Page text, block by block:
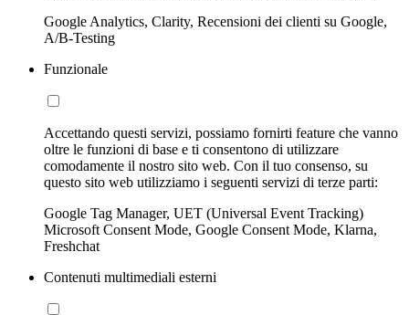
Google Analytics, Clarity, Recensioni dei clienti su Google,
A/B-Testing
Funzionale
Accettando questi servizi, possiamo fornirti feature che vanno
oltre le funzioni di base e ti consentono di utilizzare
comodamente il nostro sito web. Con il tuo consenso, su
questo sito web utilizziamo i seguenti servizi di terze parti:
Google Tag Manager, UET (Universal Event Tracking)
Microsoft Consent Mode, Google Consent Mode, Klarna,
Freshchat
Contenuti multimediali esterni